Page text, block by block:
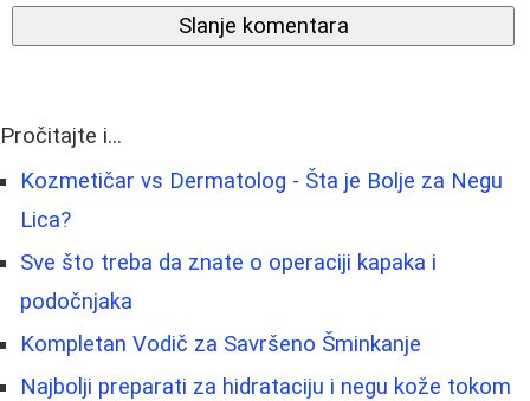
Slanje komentara
Pročitajte i...
Kozmetičar vs Dermatolog - Šta je Bolje za Negu
Lica?
Sve što treba da znate o operaciji kapaka i
podočnjaka
Kompletan Vodič za Savršeno Šminkanje
Najbolji preparati za hidrataciju i negu kože tokom